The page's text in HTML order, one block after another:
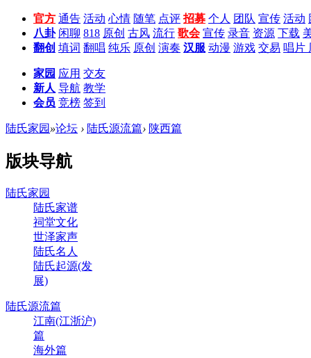
官方 通告 活动 心情 随笔 点评 招募 个人 团队 宣传 活动
八卦 闲聊 818 原创 古风 流行 歌会 宣传 录音 资源 下载
翻创 填词 翻唱 纯乐 原创 演奏 汉服 动漫 游戏 交易 唱片
家园 应用 交友
新人 导航 教学
会员 竞榜 签到
陆氏家园 »论坛 › 陆氏源流篇› 陕西篇
版块导航
陆氏家园
陆氏家谱
祠堂文化
世泽家声
陆氏名人
陆氏起源(发
展)
陆氏源流篇
江南(江浙沪)
篇
海外篇